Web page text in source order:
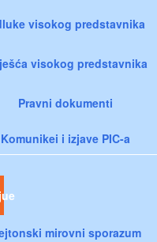
visokog predstavnika
visokog predstavnika
Pravni dokumenti
Komunikei i izjave PIC-a
mirovni sporazum